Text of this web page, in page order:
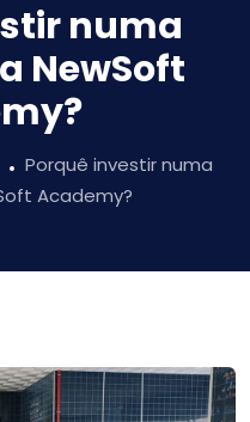
numa
NewSoft
Porquê investir numa
Academy?